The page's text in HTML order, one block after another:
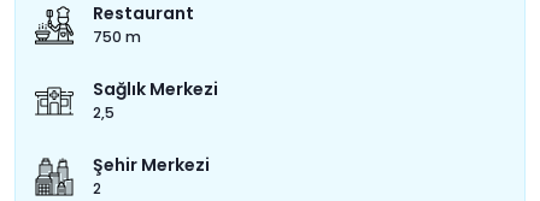
Restaurant
750 m
Sağlık Merkezi
2,5
Şehir Merkezi
2